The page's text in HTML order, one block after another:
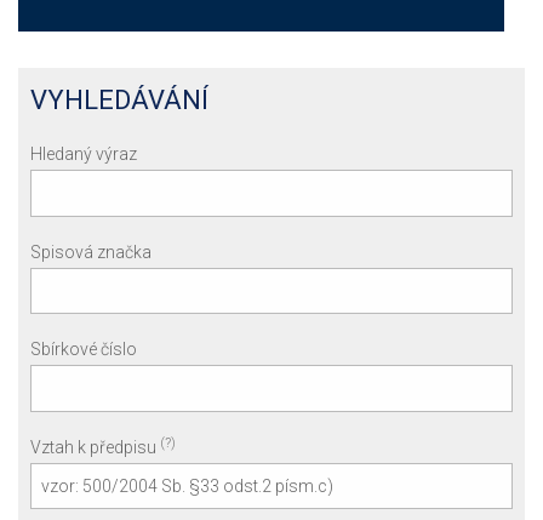
VYHLEDÁVÁNÍ
Hledaný výraz
Spisová značka
Sbírkové číslo
Vztah k předpisu (?)